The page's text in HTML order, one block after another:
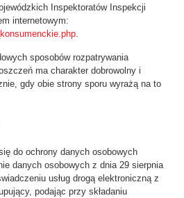
Inspektoratów Inspekcji
internetowym:
sposobów rozpatrywania
ma charakter dobrowolny i
gdy obie strony sporu wyrażą na to
do ochrony danych osobowych
danych osobowych z dnia 29 sierpnia
usług drogą elektroniczną z
podając przy składaniu